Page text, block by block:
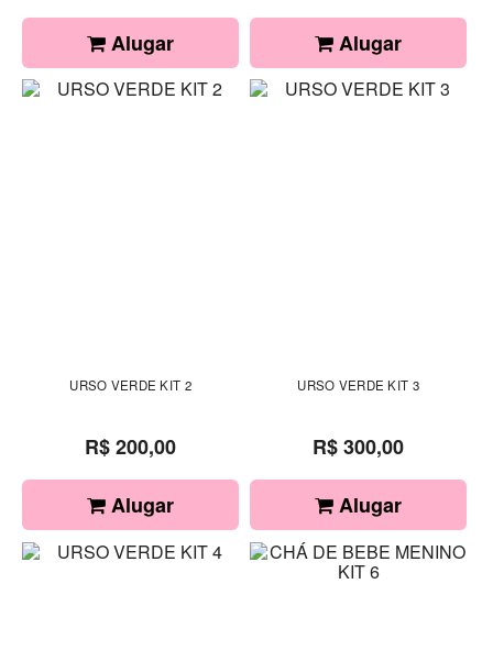
Alugar Alugar
URSO VERDE KIT 2
R$ 200,00
Alugar
URSO VERDE KIT 3
R$ 300,00
Alugar